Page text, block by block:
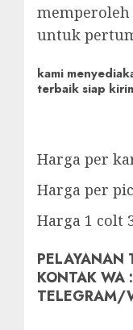
untuk
kami
terbaik siap
Harga per
Harga per
Harga 1
PELAYANAN
KONTAK